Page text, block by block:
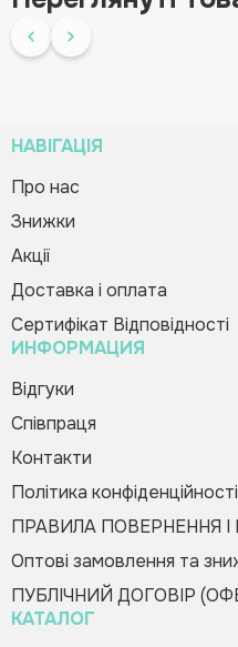
Оформити
НАВІГАЦІЯ
Про нас
Знижки
Акції
Доставка і оплата
Сертифікат Відповідності
ИНФОРМАЦИЯ
Відгуки
Співпраця
Контакти
Політика конфіденційності
ПРАВИЛА ПОВЕРНЕННЯ І
Оптові замовлення та
ПУБЛІЧНИЙ ДОГОВІР
КАТАЛОГ